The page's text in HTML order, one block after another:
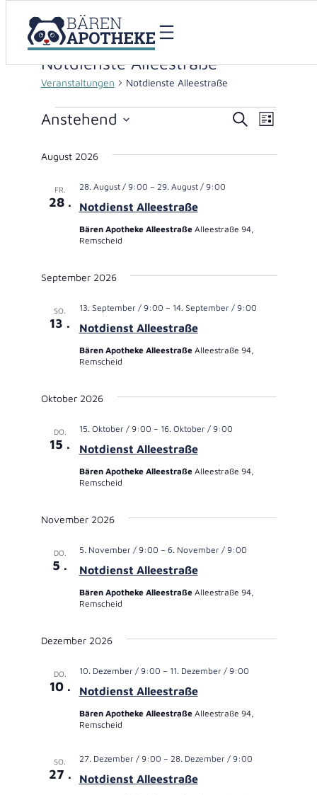
Notdienste Alleestraße
Veranstaltungen Notdienste Alleestraße
Veranstaltungen Suche
Liste
Anstehend
wählen.
August 2026
FR.
28 Notdienst Alleestraße
28. August / 9:00 – 29. August / 9:00
Bären Apotheke Alleestraße Alleestraße 94,
Remscheid
September 2026
SO.
13 Notdienst Alleestraße
13. September / 9:00 – 14. September / 9:00
Bären Apotheke Alleestraße Alleestraße 94,
Remscheid
Oktober 2026
DO.
15 Notdienst Alleestraße
15. Oktober / 9:00 – 16. Oktober / 9:00
Bären Apotheke Alleestraße Alleestraße 94,
Remscheid
November 2026
DO.
5 Notdienst Alleestraße
5. November / 9:00 – 6. November / 9:00
Bären Apotheke Alleestraße Alleestraße 94,
Remscheid
Dezember 2026
DO.
10 Notdienst Alleestraße
10. Dezember / 9:00 – 11. Dezember / 9:00
Bären Apotheke Alleestraße Alleestraße 94,
Remscheid
SO.
27 Notdienst Alleestraße
27. Dezember / 9:00 – 28. Dezember / 9:00